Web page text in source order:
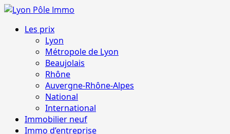
Aller
contenu
Menu
principal
Les prix
Lyon
Métropole de Lyon
Beaujolais
Rhône
Auvergne-Rhône-Alpes
National
International
Immobilier neuf
Immo d’entreprise